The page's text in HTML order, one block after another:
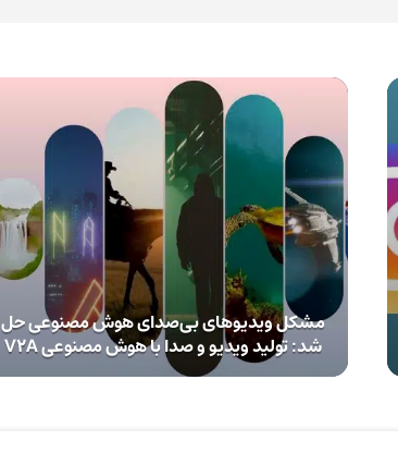
مشکل ویدیوهای بی‌صدای هوش مصنوعی حل
شد: تولید ویدیو و صدا با هوش مصنوعی V2A